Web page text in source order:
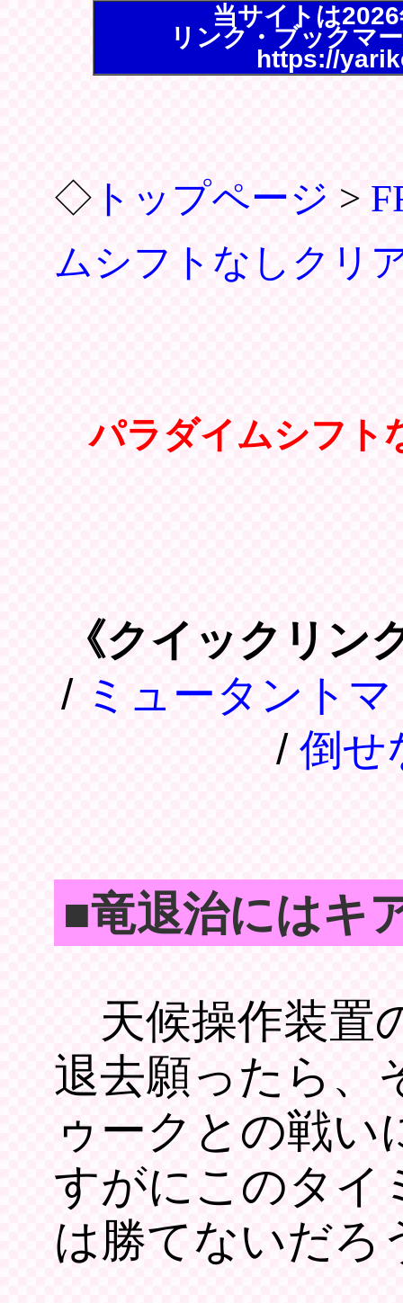
当サイトは
リンク・ブックマ
https://
◇ トップページ >
ムシフトなしクリ
パラダイムシフト
《クイックリン
/ ミュータント
/ 倒せ
■竜退治にはキ
天候操作装置
退去願ったら、
ゥークとの戦
すがにこのタイ
は勝てないだ